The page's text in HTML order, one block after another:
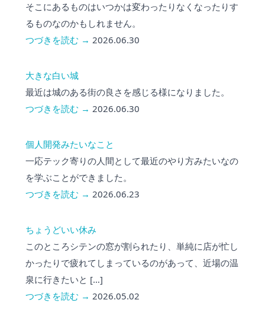
そこにあるものはいつかは変わったりなくなったりす
るものなのかもしれません。
つづきを読む → 2026.06.30
大きな白い城
最近は城のある街の良さを感じる様になりました。
つづきを読む → 2026.06.30
個人開発みたいなこと
一応テック寄りの人間として最近のやり方みたいなの
を学ぶことができました。
つづきを読む → 2026.06.23
ちょうどいい休み
このところシテンの窓が割られたり、単純に店が忙し
かったりで疲れてしまっているのがあって、近場の温
泉に行きたいと […]
つづきを読む → 2026.05.02